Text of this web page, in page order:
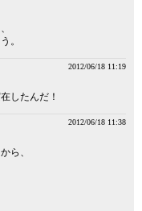
。
2012/06/18 11:19
したんだ！
2012/06/18 11:38
ら、